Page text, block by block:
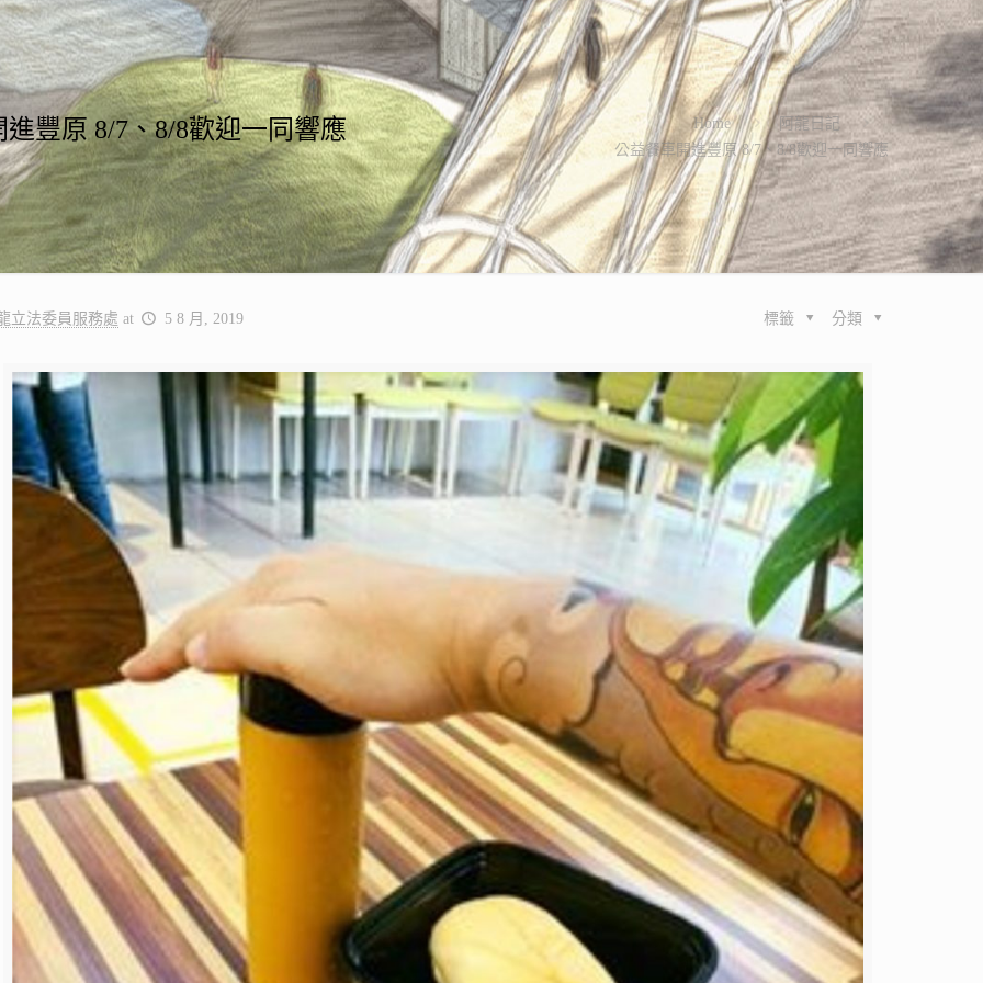
豐原 8/7、8/8歡迎一同響應 Home
阿龍日記
公益餐車開進豐原 8/7、8/8歡迎一同響應
立法委員服務處 at 5 8 月, 2019 分類
標籤